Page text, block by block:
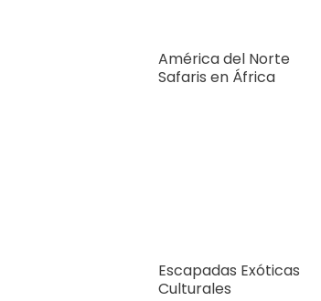
América del Norte
Safaris en África
Escapadas Exóticas
Culturales